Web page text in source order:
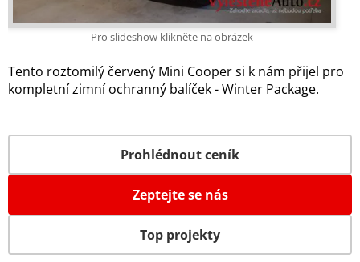
Pro slideshow klikněte na obrázek
Tento roztomilý červený Mini Cooper si k nám přijel pro
kompletní zimní ochranný balíček - Winter Package.
Prohlédnout ceník
Zeptejte se nás
Top projekty